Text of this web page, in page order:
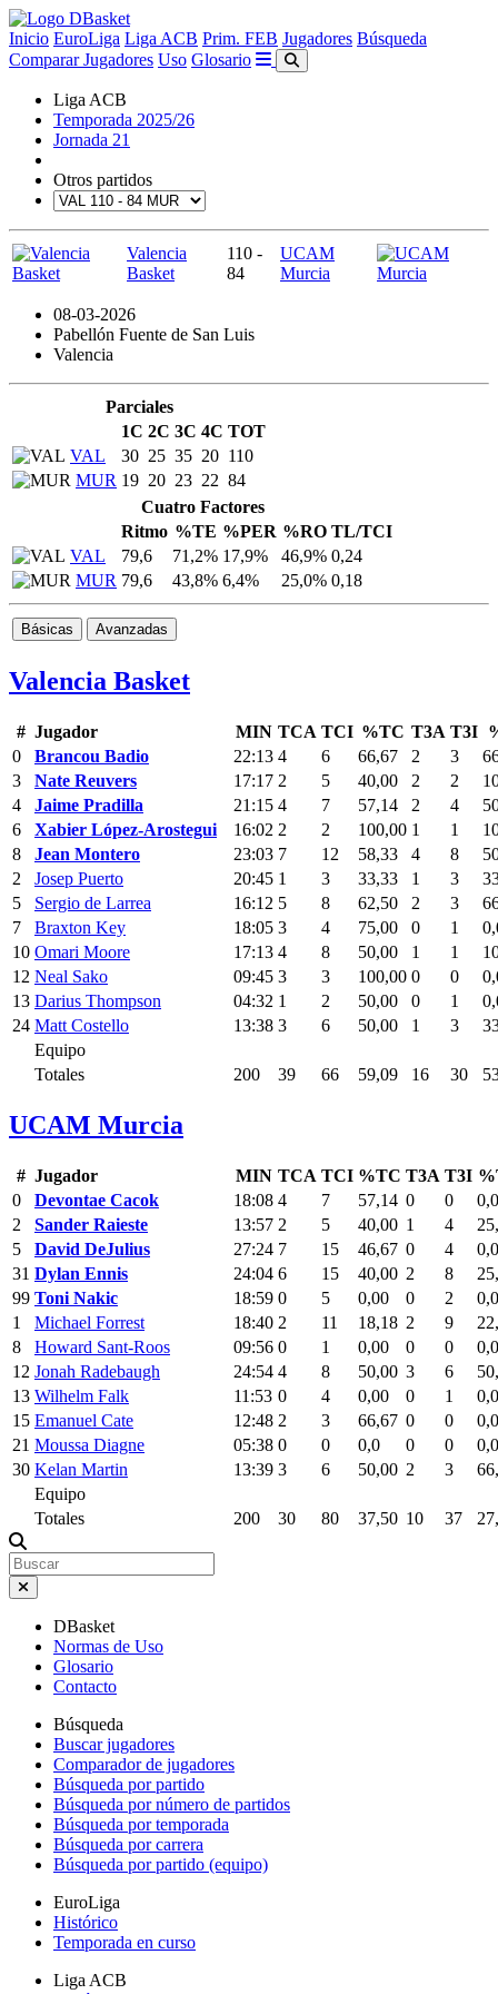
Inicio EuroLiga Liga ACB Prim. FEB Jugadores Búsqueda
Comparar Jugadores Uso Glosario
Liga ACB
Temporada 2025/26
Jornada 21
Otros partidos
Valencia
Basket
110 -
84
UCAM
Murcia
08-03-2026
Pabellón Fuente de San Luis
Valencia
Parciales
1C 2C 3C 4C TOT
VAL
30 25 35 20 110
MUR 19 20 23 22 84
Cuatro Factores
Ritmo %TE %PER %RO TL/TCI
VAL
79,6 71,2% 17,9% 46,9% 0,24
MUR 79,6 43,8% 6,4% 25,0% 0,18
Básicas Avanzadas
Valencia Basket
# Jugador MIN TCA TCI %TC T3A T3I
0
Brancou Badio 22:13 4 6 66,67 2 3
3
Nate Reuvers 17:17 2 5 40,00 2 2
4
Jaime Pradilla 21:15 4 7 57,14 2 4
6
Xabier López-Arostegui 16:02 2 2 100,00 1 1
8
Jean Montero 23:03 7 12 58,33 4 8
2
Josep Puerto 20:45 1 3 33,33 1 3
5
Sergio de Larrea 16:12 5 8 62,50 2 3
7
Braxton Key 18:05 3 4 75,00 0 1
10 Omari Moore 17:13 4 8 50,00 1 1
12 Neal Sako 09:45 3 3 100,00 0 0
13 Darius Thompson 04:32 1 2 50,00 0 1
24 Matt Costello 13:38 3 6 50,00 1 3
Equipo
Totales
200 39 66 59,09 16 30
UCAM Murcia
# Jugador MIN TCA TCI %TC T3A T3I
0
Devontae Cacok 18:08 4 7 57,14 0 0
0,0
2
Sander Raieste 13:57 2 5 40,00 1 4
5
David DeJulius 27:24 7 15 46,67 0 4
31 Dylan Ennis 24:04 6 15 40,00 2 8
99 Toni Nakic 18:59 0 5 0,00 0 2
1
Michael Forrest 18:40 2 11 18,18 2 9
8
Howard Sant-Roos 09:56 0 1 0,00 0 0
0,0
12 Jonah Radebaugh 24:54 4 8 50,00 3 6
13 Wilhelm Falk 11:53 0 4 0,00 0 1
15 Emanuel Cate 12:48 2 3 66,67 0 0
0,0
21 Moussa Diagne 05:38 0 0 0,0 0 0
0,0
30 Kelan Martin 13:39 3 6 50,00 2 3
Equipo
Totales
200 30 80 37,50 10 37
DBasket
Normas de Uso
Glosario
Contacto
Búsqueda
Buscar jugadores
Comparador de jugadores
Búsqueda por partido
Búsqueda por número de partidos
Búsqueda por temporada
Búsqueda por carrera
Búsqueda por partido (equipo)
EuroLiga
Histórico
Temporada en curso
Liga ACB